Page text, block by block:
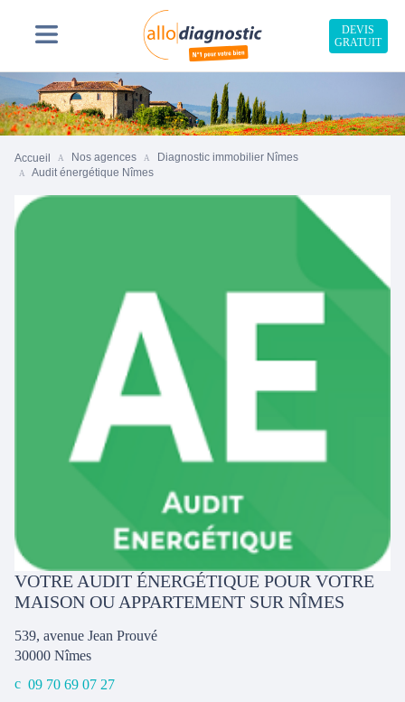
DEVIS
GRATUIT
Accueil Nos agences
Diagnostic immobilier Nîmes
Audit énergétique Nîmes
VOTRE AUDIT ÉNERGÉTIQUE POUR VOTRE
MAISON OU APPARTEMENT SUR NÎMES
539, avenue Jean Prouvé
30000 Nîmes
09 70 69 07 27